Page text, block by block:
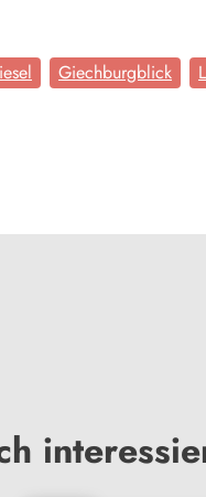
Giechburgblick